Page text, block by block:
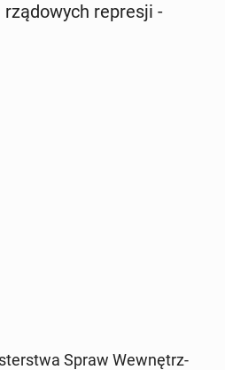
re­pre­sji -
Spraw We­wnętrz­